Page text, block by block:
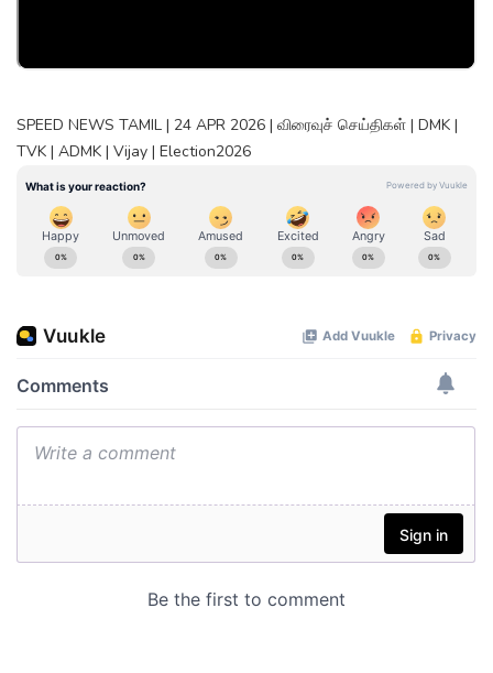
SPEED NEWS TAMIL | 24 APR 2026 | விரைவுச் செய்திகள் | DMK |
TVK | ADMK | Vijay | Election2026